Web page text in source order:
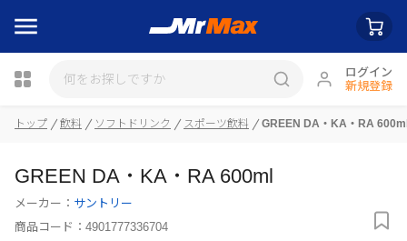
ログイン
新規登録
トップ 飲料 ソフトドリンク スポーツ飲料 GREEN DA・KA・RA
GREEN DA・KA・RA 600ml
メーカー： サントリー
商品コード： 4901777336704